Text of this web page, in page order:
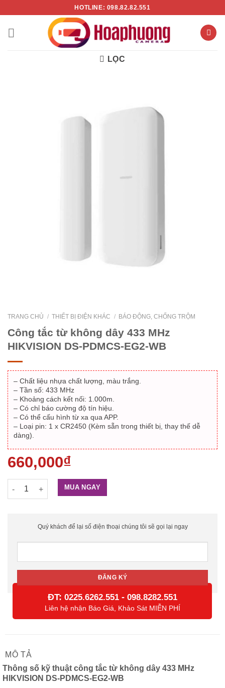
nội
HOTLINE: 098.82.82.551
LỌC
TRANG CHỦ / THIẾT BỊ ĐIỆN KHÁC / BÁO ĐỘNG, CHỐNG TRỘM
Công tắc từ không dây 433 MHz
HIKVISION DS-PDMCS-EG2-WB
– Chất liệu nhựa chất lượng, màu trắng.
– Tần số: 433 MHz
– Khoảng cách kết nối: 1.000m.
– Có chỉ báo cường độ tín hiệu.
– Có thể cấu hình từ xa qua APP.
– Loại pin: 1 x CR2450 (Kèm sẵn trong thiết bị, thay thế dễ
dàng).
660,000₫
Công tắc từ không dây 433 MHz HIKVISION DS-PDMCS-EG2-
MUA NGAY
Quý khách để lại số điện thoại chúng tôi sẽ gọi lại ngay
ĐT: 0225.6262.551 - 098.8282.551
Liên hệ nhận Báo Giá, Khảo Sát MIỄN PHÍ
MÔ TẢ
Thông số kỹ thuật công tắc từ không dây 433 MHz
HIKVISION DS-PDMCS-EG2-WB